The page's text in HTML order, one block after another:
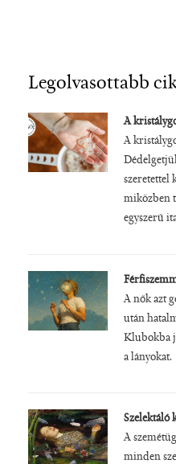
Legolvasottabb
A
A
szeretettel
miközben
egyszerű
A nők azt
után
Klubokba
a lányokat.
Szelektáló
A
minden